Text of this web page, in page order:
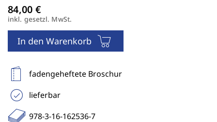
inkl. gesetzl. MwSt.
In den Warenkorb
fadengeheftete Broschur
lieferbar
978-3-16-162536-7